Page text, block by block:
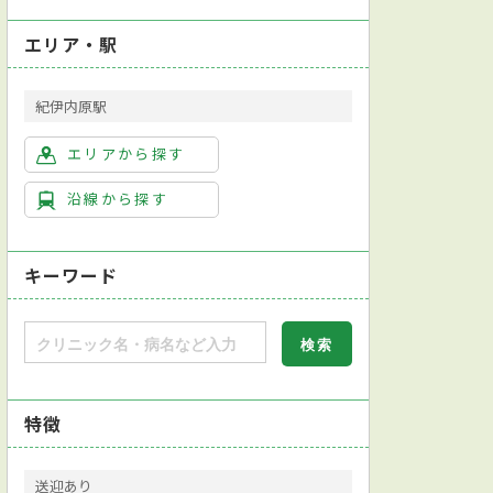
エリア・駅
紀伊内原駅
エリアから探す
沿線から探す
キーワード
特徴
送迎あり